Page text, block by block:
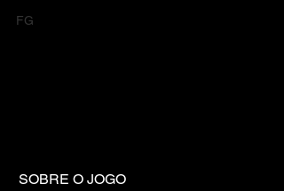
FG
SOBRE O JOGO